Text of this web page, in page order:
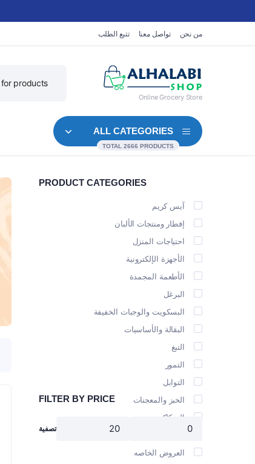
من نحن تواصل معنا تتبع الطلب
Online Grocery Store
ALL CATEGORIES
TOTAL 2666 PRODUCTS
الحليب والحليب النباتي
المشروبات الغازية
الكعك والكب كيك
الدوناتس والمفنت
اطلب كعك خاص
PRODUCT CATEGORIES
آيس كريم
إفطار ومنتجات الألبان
احتياجات المنزل
الأجهزة الإلكترونية
الأطعمة المجمدة
البرغل
البسكويت والوجبات الخفيفة
البقالة والأساسيات
التبغ
التمور
التوابل
الخبز والمعجنات
السكاكر
العروض الخاصه
FILTER BY PRICE
تصفية